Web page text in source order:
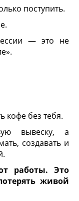
поступить.
— это не
кофе без тебя.
вывеску, а
создавать и
работы. Это
живой